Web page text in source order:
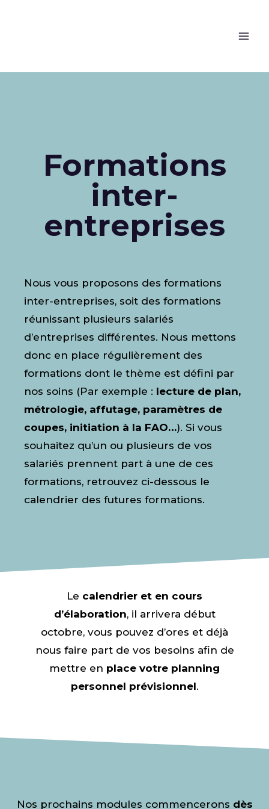
Formations
inter-
entreprises
Nous vous proposons des formations
inter-entreprises, soit des formations
réunissant plusieurs salariés
d’entreprises différentes. Nous mettons
donc en place régulièrement des
formations dont le thème est défini par
nos soins (Par exemple : lecture de plan,
métrologie, affutage, paramètres de
coupes, initiation à la FAO…). Si vous
souhaitez qu’un ou plusieurs de vos
salariés prennent part à une de ces
formations, retrouvez ci-dessous le
calendrier des futures formations.
Le calendrier et en cours
d’élaboration, il arrivera début
octobre, vous pouvez d’ores et déjà
nous faire part de vos besoins afin de
mettre en place votre planning
personnel prévisionnel.
Nos prochains modules commencerons dès